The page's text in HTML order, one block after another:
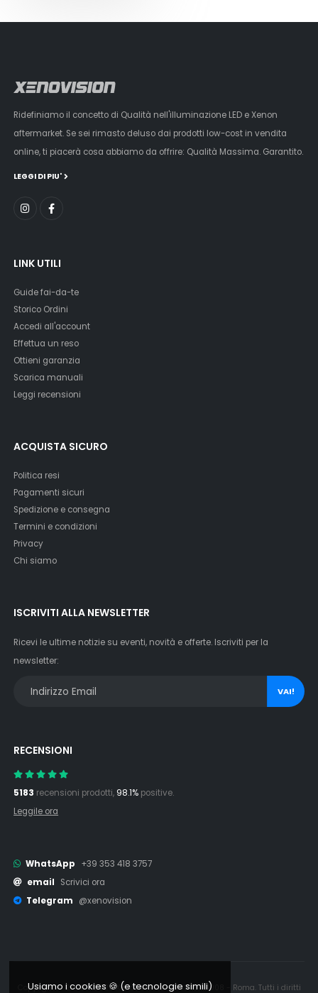
Ridefiniamo il concetto di Qualità nell'illuminazione LED e Xenon
aftermarket. Se sei rimasto deluso dai prodotti low-cost in vendita
online, ti piacerà cosa abbiamo da offrire: Qualità Massima. Garantito.
LEGGI DI PIU'
LINK UTILI
Guide fai-da-te
Storico Ordini
Accedi all'account
Effettua un reso
Ottieni garanzia
Scarica manuali
Leggi recensioni
ACQUISTA SICURO
Politica resi
Pagamenti sicuri
Spedizione e consegna
Termini e condizioni
Privacy
Chi siamo
ISCRIVITI ALLA NEWSLETTER
Ricevi le ultime notizie su eventi, novità e offerte. Iscriviti per la
newsletter:
VAI!
RECENSIONI
5183 recensioni prodotti, 98.1% positive.
Leggile ora
WhatsApp
+39 353 418 3757
email
Scrivici ora
Telegram
@xenovision
Copyright © 2006 - 2026 Xenovision.it - IT16245761008 - Roma. Tutti i diritti
Usiamo i cookies 🍪 (e tecnologie simili)